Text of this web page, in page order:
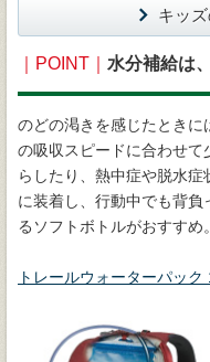
キッ
｜POINT｜ 水分補給は
のどの渇きを感じたとき
の吸収スピードに合わせ
らしたり、熱中症や脱水
に装着し、行動中でも背負
るソフトボトルがおすすめ。
トレールウォーターパック